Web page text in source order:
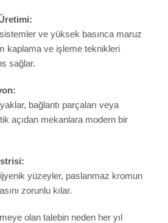
ve yüksek basınca maruz
kaplama ve işleme teknikleri
sağlar.
bağlantı parçaları veya
açıdan mekanlara modern bir
yüzeyler, paslanmaz kromun
zorunlu kılar.
olan talebin neden her yıl